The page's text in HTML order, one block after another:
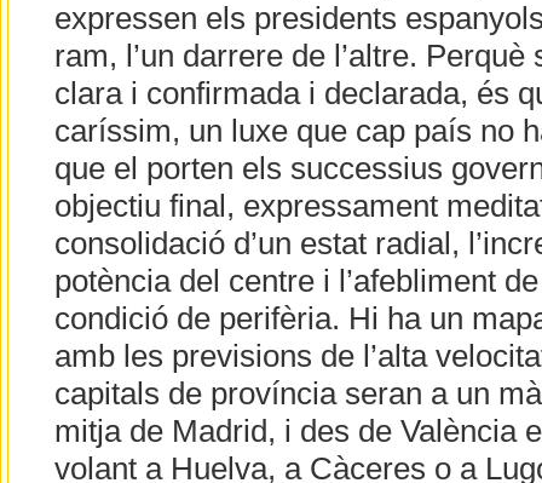
expressen els presidents
ram, l’un darrere de l’altre.
clara i confirmada i declarada, és
caríssim, un luxe que cap país no
que el porten els successius
objectiu final, expressament
consolidació d’un estat radial,
potència del centre i l’afebliment
condició de perifèria. Hi ha un
amb les previsions de l’alta
capitals de província seran a un
mitja de Madrid, i des de València
volant a Huelva, a Càceres o a